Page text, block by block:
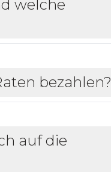
welche
bezahlen?
auf die